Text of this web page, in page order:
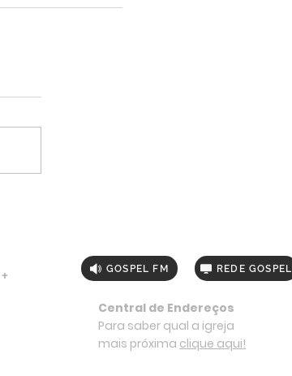
+
GOSPEL FM REDE GOSPEL
Central de Endereços
Para saber qual a igreja
mais próxima clique aqui!